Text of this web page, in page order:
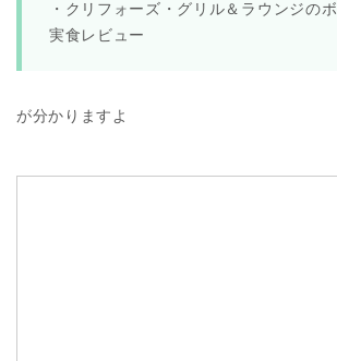
・クリフォーズ・グリル＆ラウンジの
実食レビュー
が分かりますよ